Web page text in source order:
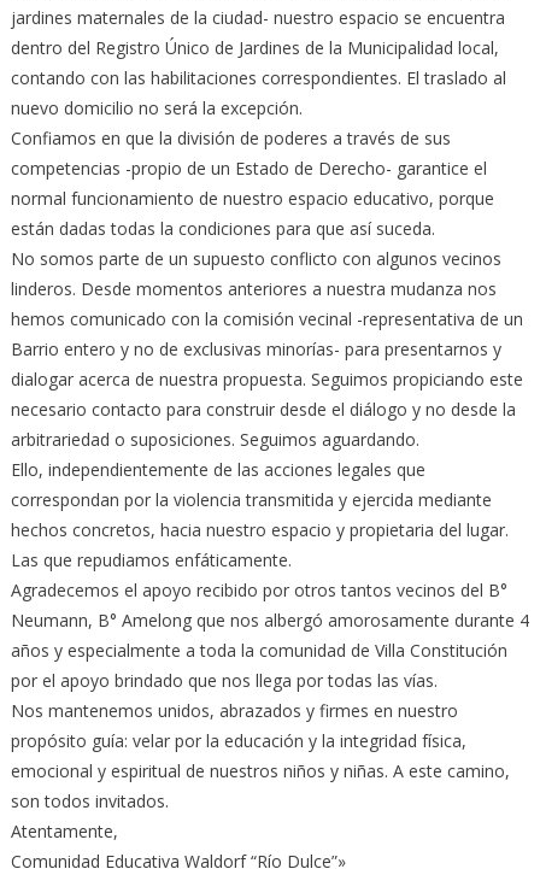
jardines maternales de la ciudad- nuestro espacio se encuentra
dentro del Registro Único de Jardines de la Municipalidad local,
contando con las habilitaciones correspondientes. El traslado al
nuevo domicilio no será la excepción.
Confiamos en que la división de poderes a través de sus
competencias -propio de un Estado de Derecho- garantice el
normal funcionamiento de nuestro espacio educativo, porque
están dadas todas la condiciones para que así suceda.
No somos parte de un supuesto conflicto con algunos vecinos
linderos. Desde momentos anteriores a nuestra mudanza nos
hemos comunicado con la comisión vecinal -representativa de un
Barrio entero y no de exclusivas minorías- para presentarnos y
dialogar acerca de nuestra propuesta. Seguimos propiciando este
necesario contacto para construir desde el diálogo y no desde la
arbitrariedad o suposiciones. Seguimos aguardando.
Ello, independientemente de las acciones legales que
correspondan por la violencia transmitida y ejercida mediante
hechos concretos, hacia nuestro espacio y propietaria del lugar.
Las que repudiamos enfáticamente.
Agradecemos el apoyo recibido por otros tantos vecinos del B°
Neumann, B° Amelong que nos albergó amorosamente durante 4
años y especialmente a toda la comunidad de Villa Constitución
por el apoyo brindado que nos llega por todas las vías.
Nos mantenemos unidos, abrazados y firmes en nuestro
propósito guía: velar por la educación y la integridad física,
emocional y espiritual de nuestros niños y niñas. A este camino,
son todos invitados.
Atentamente,
Comunidad Educativa Waldorf “Río Dulce”»